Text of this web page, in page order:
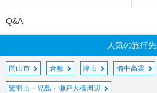
Q&A
人気の旅行先
岡山市 倉敷 津山 備中高梁
鷲羽山・児島・瀬戸大橋周辺